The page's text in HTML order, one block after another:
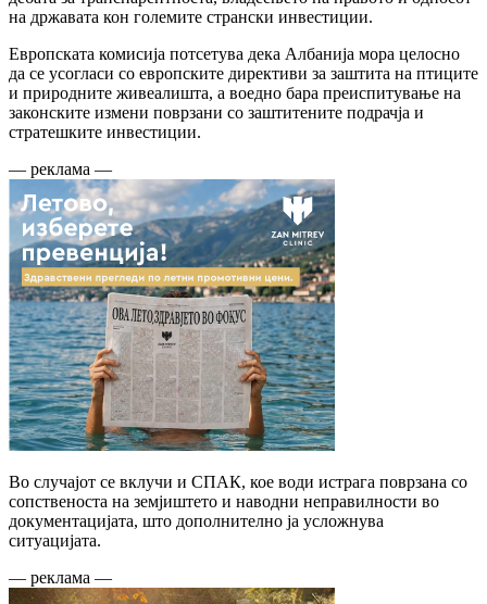
на државата кон големите странски инвестиции.
Европската комисија потсетува дека Албанија мора целосно
да се усогласи со европските директиви за заштита на птиците
и природните живеалишта, а воедно бара преиспитување на
законските измени поврзани со заштитените подрачја и
стратешките инвестиции.
— реклама —
Во случајот се вклучи и СПАК, кое води истрага поврзана со
сопственоста на земјиштето и наводни неправилности во
документацијата, што дополнително ја усложнува
ситуацијата.
— реклама —